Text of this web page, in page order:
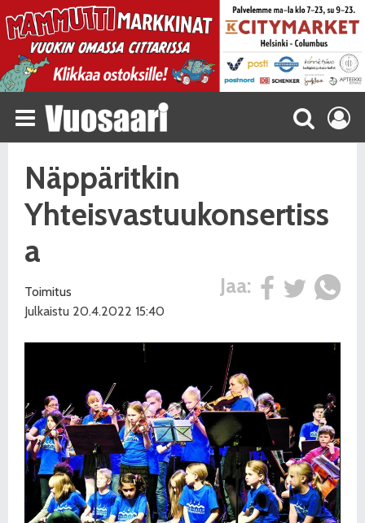
Näppäritkin
Yhteisvastuukonsertiss
a
Jaa:
Toimitus
Julkaistu 20.4.2022 15:40